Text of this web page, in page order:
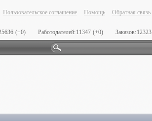
Пользовательское соглашение Помощь Обратная связь
(+0) Работодателей:11347 (+0) Заказов:12323